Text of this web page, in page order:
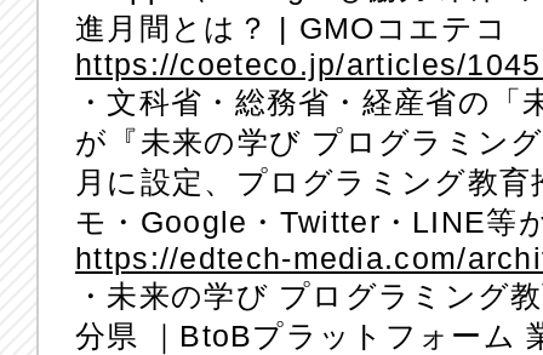
進月間とは？ | GMOコエテコ
https://coeteco.jp/articles/
・文科省・総務省・経産省の
が『未来の学び プログラミン
月に設定、プログラミング教
モ・Google・Twitter・LINE等
https://edtech-media.com/
・未来の学び プログラミング
分県 ｜BtoBプラットフォーム